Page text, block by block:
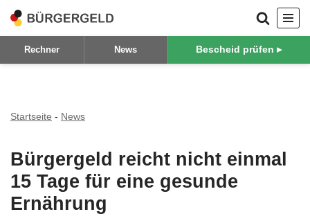
Zum
Inhalt
Rechner News Bescheid prüfen ▸
Startseite - News
Bürgergeld reicht nicht einmal
15 Tage für eine gesunde
Ernährung